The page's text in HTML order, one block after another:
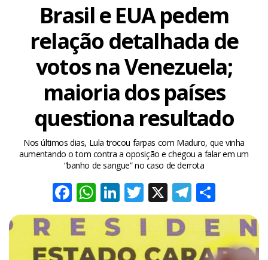
Brasil e EUA pedem
relação detalhada de
votos na Venezuela;
maioria dos países
questiona resultado
Nos últimos dias, Lula trocou farpas com Maduro, que vinha
aumentando o tom contra a oposição e chegou a falar em um
“banho de sangue” no caso de derrota
Facebook
WhatsApp
LinkedIn
Twitter
X